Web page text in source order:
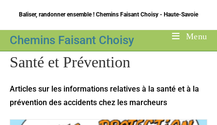
content
Baliser, randonner ensemble ! Chemins Faisant Choisy - Haute-Savoie
Chemins Faisant Choisy Menu
Santé et Prévention
Articles sur les informations relatives à la santé et à la
prévention des accidents chez les marcheurs